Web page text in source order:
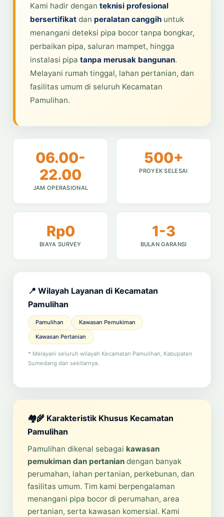
Kami hadir dengan teknisi profesional
bersertifikatdan peralatan canggihuntuk
menangani deteksi pipa bocor tanpa bongkar,
perbaikan pipa, saluran mampet, hingga
instalasi pipa tanpa merusak bangunan.
Melayani rumah tinggal, lahan pertanian, dan
fasilitas umum di seluruh Kecamatan
Pamulihan.
06.00-
22.00
JAM OPERASIONAL
500+
PROYEK SELESAI
Rp0
BIAYA SURVEY
1-3
BULAN GARANSI
📍 Wilayah Layanan di Kecamatan
Pamulihan
Pamulihan Kawasan Pemukiman
Kawasan Pertanian
* Melayani seluruh wilayah Kecamatan Pamulihan, Kabupaten
Sumedang dan sekitarnya.
🏘️🌾 Karakteristik Khusus Kecamatan
Pamulihan
Pamulihan dikenal sebagai kawasan
pemukiman dan pertaniandengan banyak
perumahan, lahan pertanian, perkebunan, dan
fasilitas umum. Tim kami berpengalaman
menangani pipa bocor di perumahan, area
pertanian, serta kawasan komersial. Kami